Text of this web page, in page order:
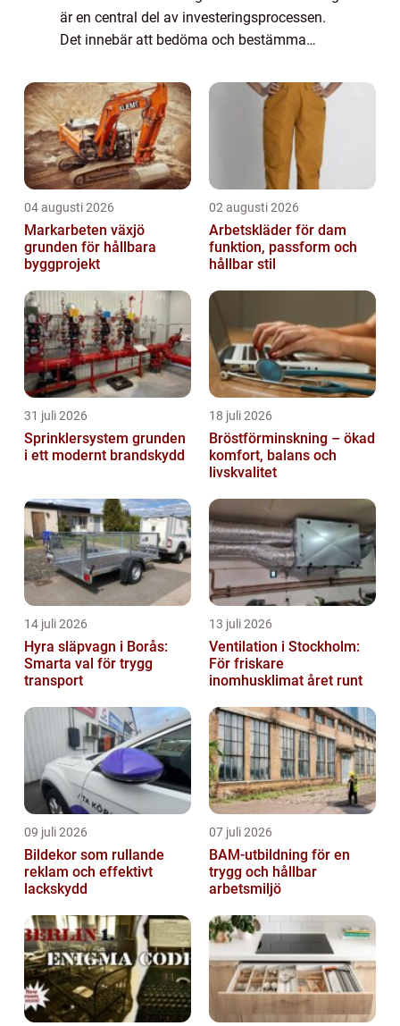
är en central del av investeringsprocessen.
Det innebär att bedöma och bestämma
faktorer och metoder. En kor...
04 augusti 2026
Markarbeten växjö
grunden för hållbara
byggprojekt
02 augusti 2026
Arbetskläder för dam
funktion, passform och
hållbar stil
31 juli 2026
Sprinklersystem grunden
i ett modernt brandskydd
18 juli 2026
Bröstförminskning – ökad
komfort, balans och
livskvalitet
14 juli 2026
Hyra släpvagn i Borås:
Smarta val för trygg
transport
13 juli 2026
Ventilation i Stockholm:
För friskare
inomhusklimat året runt
09 juli 2026
Bildekor som rullande
reklam och effektivt
lackskydd
07 juli 2026
BAM-utbildning för en
trygg och hållbar
arbetsmiljö